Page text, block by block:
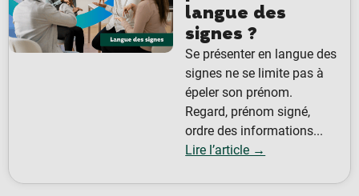
langue des
signes ?
Se présenter en langue des
signes ne se limite pas à
épeler son prénom.
Regard, prénom signé,
ordre des informations...
Lire l’article →